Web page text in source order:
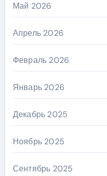
Май 2026
Апрель 2026
Февраль 2026
Январь 2026
Декабрь 2025
Ноябрь 2025
Сентябрь 2025